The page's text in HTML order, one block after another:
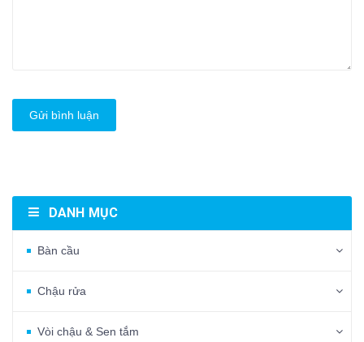
Gửi bình luận
DANH MỤC
Bàn cầu
Chậu rửa
Vòi chậu & Sen tắm